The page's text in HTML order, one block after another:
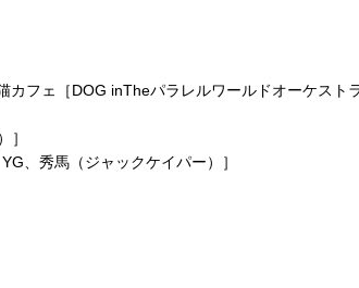
フェ［DOG inTheパラレルワールドオーケスト
］
、秀馬（ジャックケイパー）］